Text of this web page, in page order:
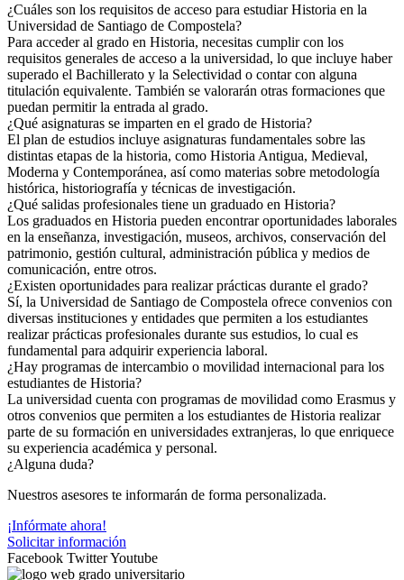
¿Cuáles son los requisitos de acceso para estudiar Historia en la
Universidad de Santiago de Compostela?
Para acceder al grado en Historia, necesitas cumplir con los
requisitos generales de acceso a la universidad, lo que incluye haber
superado el Bachillerato y la Selectividad o contar con alguna
titulación equivalente. También se valorarán otras formaciones que
puedan permitir la entrada al grado.
¿Qué asignaturas se imparten en el grado de Historia?
El plan de estudios incluye asignaturas fundamentales sobre las
distintas etapas de la historia, como Historia Antigua, Medieval,
Moderna y Contemporánea, así como materias sobre metodología
histórica, historiografía y técnicas de investigación.
¿Qué salidas profesionales tiene un graduado en Historia?
Los graduados en Historia pueden encontrar oportunidades laborales
en la enseñanza, investigación, museos, archivos, conservación del
patrimonio, gestión cultural, administración pública y medios de
comunicación, entre otros.
¿Existen oportunidades para realizar prácticas durante el grado?
Sí, la Universidad de Santiago de Compostela ofrece convenios con
diversas instituciones y entidades que permiten a los estudiantes
realizar prácticas profesionales durante sus estudios, lo cual es
fundamental para adquirir experiencia laboral.
¿Hay programas de intercambio o movilidad internacional para los
estudiantes de Historia?
La universidad cuenta con programas de movilidad como Erasmus y
otros convenios que permiten a los estudiantes de Historia realizar
parte de su formación en universidades extranjeras, lo que enriquece
su experiencia académica y personal.
¿Alguna duda?
Nuestros asesores te informarán de forma personalizada.
¡Infórmate ahora!
Solicitar información
Facebook TwitterYoutube